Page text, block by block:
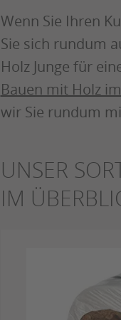
Wenn Sie Ihren
Sie sich rundum
Holz Junge für
Bauen mit Holz
wir Sie rundum
UNSER
IM